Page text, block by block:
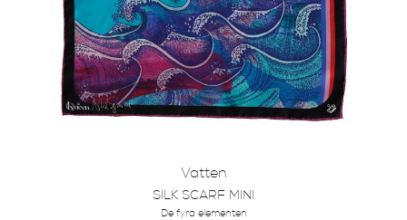
Vatten
SILK SCARF MINI
De fyra elementen